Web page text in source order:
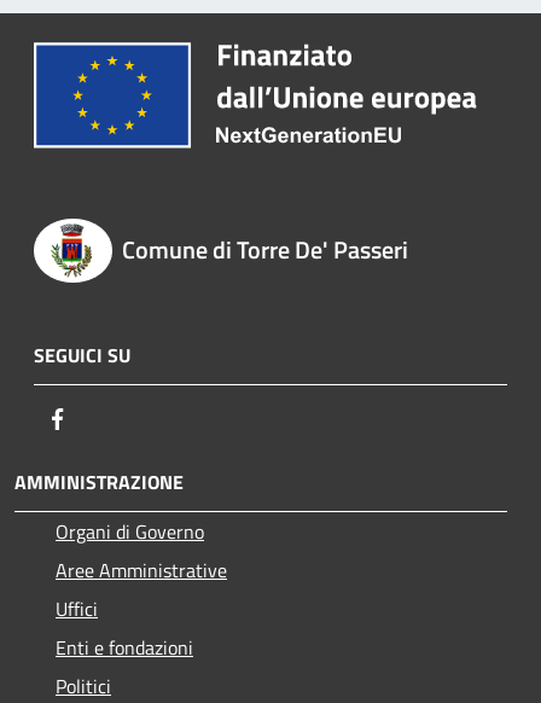
Comune di Torre De' Passeri
SEGUICI SU
AMMINISTRAZIONE
Organi di Governo
Aree Amministrative
Uffici
Enti e fondazioni
Politici